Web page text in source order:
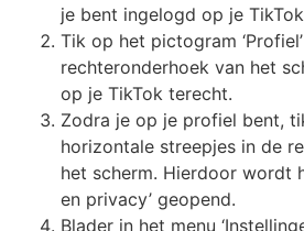
je bent ingelogd op je
Tik op het pictogram
rechteronderhoek van het
op je TikTok terecht.
Zodra je op je profiel bent,
horizontale streepjes in de
het scherm. Hierdoor wordt
en privacy’ geopend.
Blader in het menu